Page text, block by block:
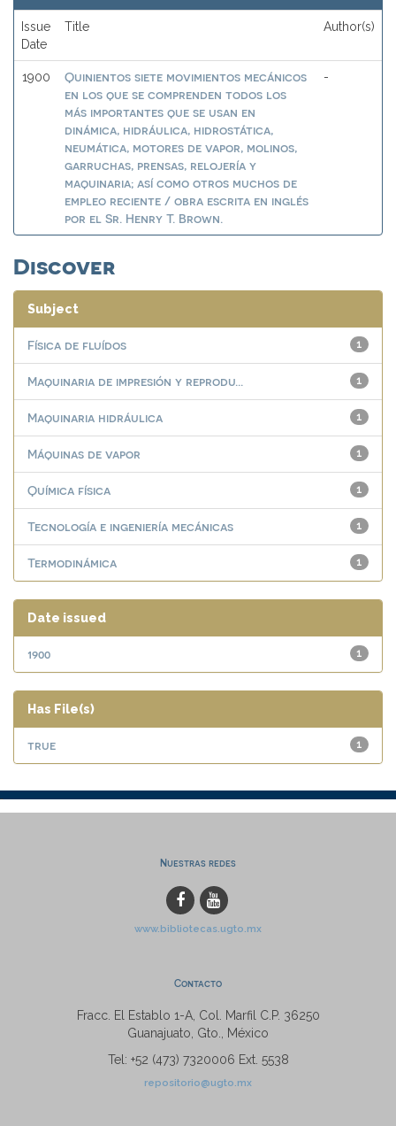
Issue
Date
Title Author(s)
1900
Quinientos siete movimientos mecánicos
en los que se comprenden todos los
más importantes que se usan en
dinámica, hidráulica, hidrostática,
neumática, motores de vapor, molinos,
garruchas, prensas, relojería y
maquinaria; así como otros muchos de
empleo reciente / obra escrita en inglés
por el Sr. Henry T. Brown.
-
Discover
Subject
1
Física de fluídos
1
Maquinaria de impresión y reprodu...
1
Maquinaria hidráulica
1
Máquinas de vapor
1
Química física
1
Tecnología e ingeniería mecánicas
1
Termodinámica
Date issued
1
1900
Has File(s)
1
true
Nuestras redes
www.bibliotecas.ugto.mx
Contacto
Fracc. El Establo 1-A, Col. Marfil C.P. 36250
Guanajuato, Gto., México
Tel: +52 (473) 7320006 Ext. 5538
repositorio@ugto.mx